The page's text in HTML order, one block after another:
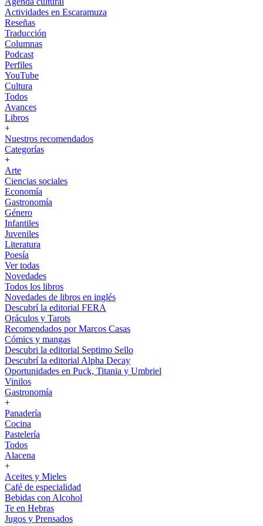
Actividades en Escaramuza
Reseñas
Traducción
Columnas
Podcast
Perfiles
YouTube
Cultura
Todos
Avances
Libros
+
Nuestros recomendados
Categorías
+
Arte
Ciencias sociales
Economía
Gastronomía
Género
Infantiles
Juveniles
Literatura
Poesía
Ver todas
Novedades
Todos los libros
Novedades de libros en inglés
Descubrí la editorial FERA
Oráculos y Tarots
Recomendados por Marcos Casas
Cómics y mangas
Descubri la editorial Septimo Sello
Descubrí la editorial Alpha Decay
Oportunidades en Puck, Titania y Umbriel
Vinilos
Gastronomía
+
Panadería
Cocina
Pastelería
Todos
Alacena
+
Aceites y Mieles
Café de especialidad
Bebidas con Alcohol
Te en Hebras
Jugos y Prensados